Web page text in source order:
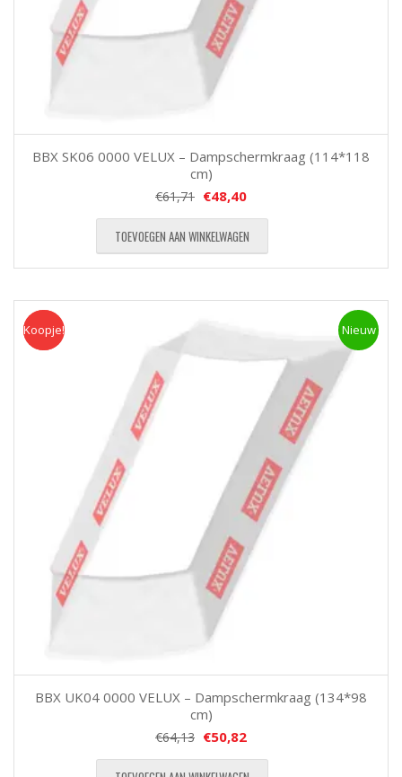
BBX SK06 0000 VELUX – Dampschermkraag (114*118
cm)
€61,71 €48,40
TOEVOEGEN AAN WINKELWAGEN
Koopje Nieuw
Koopje!
BBX UK04 0000 VELUX – Dampschermkraag (134*98
cm)
€64,13 €50,82